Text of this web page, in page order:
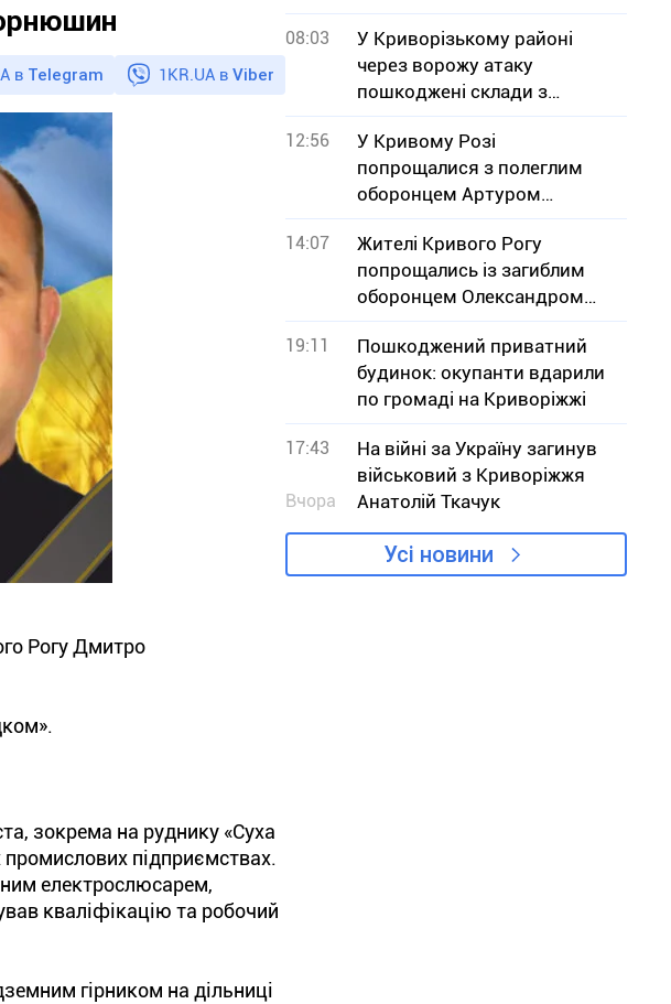
в Telegram 1KR.UA в Viber
Рогу Дмитро
зокрема на руднику «Суха
промислових підприємствах.
електрослюсарем,
кваліфікацію та робочий
гірником на дільниці
08:03
У Криворізькому районі
через ворожу атаку
пошкоджені склади з
зерном
12:56
У Кривому Розі
попрощалися з полеглим
оборонцем Артуром
Буряком
14:07
Жителі Кривого Рогу
попрощались із загиблим
оборонцем Олександром
Дєдяєвим
19:11
Пошкоджений приватний
будинок: окупанти вдарили
по громаді на Криворіжжі
17:43
Вчора
На війні за Україну загинув
військовий з Криворіжжя
Анатолій Ткачук
Усі новини